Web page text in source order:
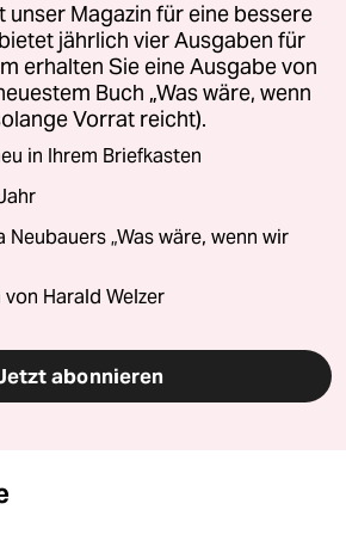
unser Magazin für eine bessere
jährlich vier Ausgaben für
erhalten Sie eine Ausgabe von
Buch „Was wäre, wenn
Vorrat reicht).
in Ihrem Briefkasten
Neubauers „Was wäre, wenn wir
Harald Welzer
abonnieren